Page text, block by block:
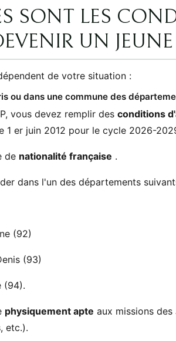
SONT LES
UN
de votre situation :
ou dans une commune des
vous devez remplir des conditions
1 er juin 2012 pour le cycle 2026-
de nationalité française .
dans l'un des départements
(92)
(93)
(94).
physiquement apte aux missions
etc.).